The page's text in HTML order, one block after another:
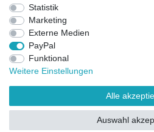
Widerrufsrecht
Datenschutzerklärung
Statistik
Marketing
Externe Medien
PayPal
Funktional
Weitere Einstellungen
Alle
Auswahl